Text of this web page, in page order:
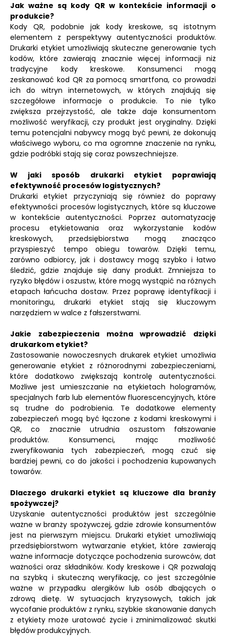
Jak ważne są kody QR w kontekście informacji o
produkcie?
Kody QR, podobnie jak kody kreskowe, są istotnym
elementem z perspektywy autentyczności produktów.
Drukarki etykiet umożliwiają skuteczne generowanie tych
kodów, które zawierają znacznie więcej informacji niż
tradycyjne kody kreskowe. Konsumenci mogą
zeskanować kod QR za pomocą smartfona, co prowadzi
ich do witryn internetowych, w których znajdują się
szczegółowe informacje o produkcie. To nie tylko
zwiększa przejrzystość, ale także daje konsumentom
możliwość weryfikacji, czy produkt jest oryginalny. Dzięki
temu potencjalni nabywcy mogą być pewni, że dokonują
właściwego wyboru, co ma ogromne znaczenie na rynku,
gdzie podróbki stają się coraz powszechniejsze.
W jaki sposób drukarki etykiet poprawiają
efektywność procesów logistycznych?
Drukarki etykiet przyczyniają się również do poprawy
efektywności procesów logistycznych, które są kluczowe
w kontekście autentyczności. Poprzez automatyzację
procesu etykietowania oraz wykorzystanie kodów
kreskowych, przedsiębiorstwa mogą znacząco
przyspieszyć tempo obiegu towarów. Dzięki temu,
zarówno odbiorcy, jak i dostawcy mogą szybko i łatwo
śledzić, gdzie znajduje się dany produkt. Zmniejsza to
ryzyko błędów i oszustw, które mogą wystąpić na różnych
etapach łańcucha dostaw. Przez poprawę identyfikacji i
monitoringu, drukarki etykiet stają się kluczowym
narzędziem w walce z fałszerstwami.
Jakie zabezpieczenia można wprowadzić dzięki
drukarkom etykiet?
Zastosowanie nowoczesnych drukarek etykiet umożliwia
generowanie etykiet z różnorodnymi zabezpieczeniami,
które dodatkowo zwiększają kontrolę autentyczności.
Możliwe jest umieszczanie na etykietach hologramów,
specjalnych farb lub elementów fluorescencyjnych, które
są trudne do podrobienia. Te dodatkowe elementy
zabezpieczeń mogą być łączone z kodami kreskowymi i
QR, co znacznie utrudnia oszustom fałszowanie
produktów. Konsumenci, mając możliwość
zweryfikowania tych zabezpieczeń, mogą czuć się
bardziej pewni, co do jakości i pochodzenia kupowanych
towarów.
Dlaczego drukarki etykiet są kluczowe dla branży
spożywczej?
Uzyskanie autentyczności produktów jest szczególnie
ważne w branży spożywczej, gdzie zdrowie konsumentów
jest na pierwszym miejscu. Drukarki etykiet umożliwiają
przedsiębiorstwom wytwarzanie etykiet, które zawierają
ważne informacje dotyczące pochodzenia surowców, dat
ważności oraz składników. Kody kreskowe i QR pozwalają
na szybką i skuteczną weryfikację, co jest szczególnie
ważne w przypadku alergików lub osób dbających o
zdrową dietę. W sytuacjach kryzysowych, takich jak
wycofanie produktów z rynku, szybkie skanowanie danych
z etykiety może uratować życie i zminimalizować skutki
błędów produkcyjnych.